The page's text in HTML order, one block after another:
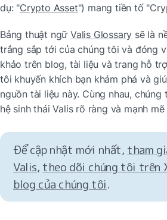
dụ: "Crypto Asset") mang tiền tố
Bảng thuật ngữ Valis Glossary sẽ là
trắng sắp tới của chúng tôi và đóng
khảo trên blog, tài liệu và trang hỗ
tôi khuyến khích bạn khám phá và
nguồn tài liệu này. Cùng nhau,
hệ sinh thái Valis rõ ràng và mạnh mẽ
Để cập nhật mới nhất, tham
Valis, theo dõi chúng tôi trên
blog của chúng tôi.